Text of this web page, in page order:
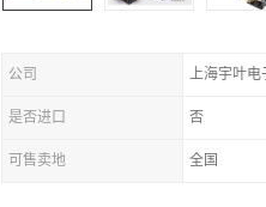
公司 上海宇叶电
是否进口 否
可售卖地 全国